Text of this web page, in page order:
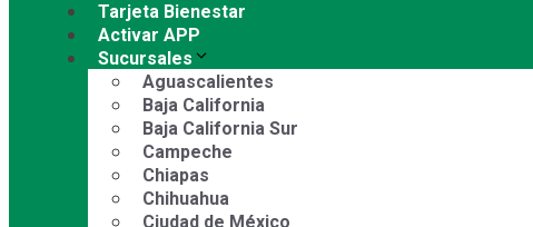
Tarjeta Bienestar
Activar APP
Sucursales
Aguascalientes
Baja California
Baja California Sur
Campeche
Chiapas
Chihuahua
Ciudad de México